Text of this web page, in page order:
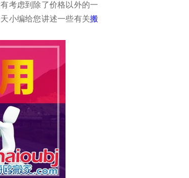
考虑到除了价格以外的一
小编给您讲述一些有关搬